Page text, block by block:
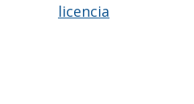
licencia